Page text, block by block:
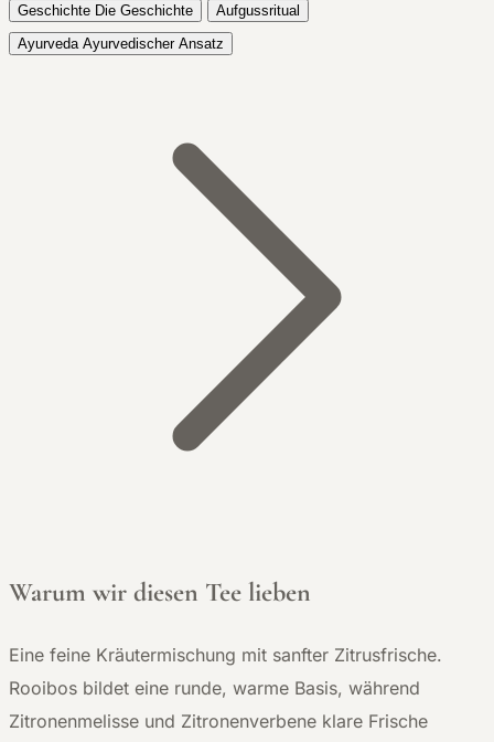
Geschichte Die Geschichte
Aufgussritual
Ayurveda Ayurvedischer Ansatz
Warum wir diesen Tee lieben
Eine feine Kräutermischung mit sanfter Zitrusfrische.
Rooibos bildet eine runde, warme Basis, während
Zitronenmelisse und Zitronenverbene klare Frische